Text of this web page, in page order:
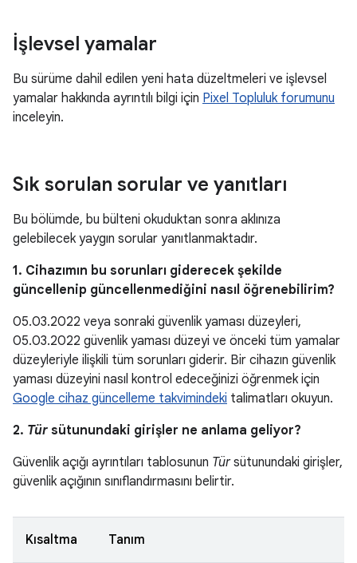
İşlevsel yamalar
Bu sürüme dahil edilen yeni hata düzeltmeleri ve işlevsel
yamalar hakkında ayrıntılı bilgi için Pixel Topluluk forumunu
inceleyin.
Sık sorulan sorular ve yanıtları
Bu bölümde, bu bülteni okuduktan sonra aklınıza
gelebilecek yaygın sorular yanıtlanmaktadır.
1. Cihazımın bu sorunları giderecek şekilde
güncellenip güncellenmediğini nasıl öğrenebilirim?
05.03.2022 veya sonraki güvenlik yaması düzeyleri,
05.03.2022 güvenlik yaması düzeyi ve önceki tüm yamalar
düzeyleriyle ilişkili tüm sorunları giderir. Bir cihazın güvenlik
yaması düzeyini nasıl kontrol edeceğinizi öğrenmek için
Google cihaz güncelleme takvimindeki talimatları okuyun.
2. Tür sütunundaki girişler ne anlama geliyor?
Güvenlik açığı ayrıntıları tablosunun Türsütunundaki girişler,
güvenlik açığının sınıflandırmasını belirtir.
Kısaltma Tanım